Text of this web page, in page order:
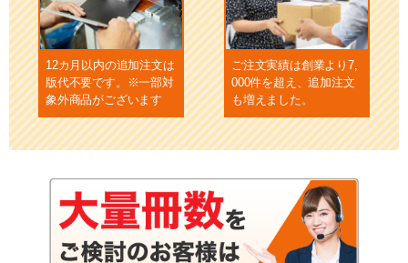
12カ月以内の追加注文は
版代不要です。※一部対
象外商品がございます
ご注文実績は創業より7,
000件を超え、追加注文
も増えました。